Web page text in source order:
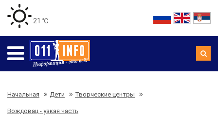
21 ℃
Начальная Дети Творческие центры
Вождовац - узкая часть